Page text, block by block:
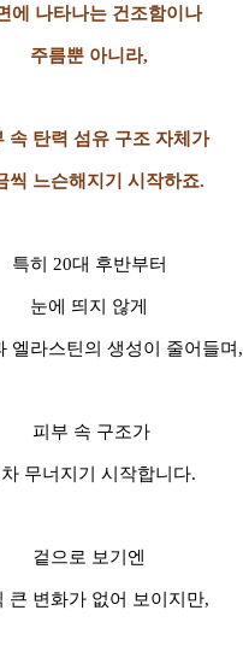
에 나타나는 건조함이나
주름뿐 아니라,
속 탄력 섬유 구조 자체가
씩 느슨해지기 시작하죠.
특히 20대 후반부터
눈에 띄지 않게
엘라스틴의 생성이 줄어들며,
피부 속 구조가
무너지기 시작합니다.
겉으로 보기엔
큰 변화가 없어 보이지만,